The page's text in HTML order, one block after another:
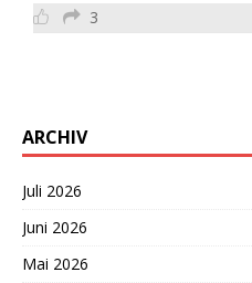
3
ARCHIV
Juli 2026
Juni 2026
Mai 2026